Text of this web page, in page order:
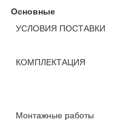
Основные
УСЛОВИЯ ПОСТАВКИ
КОМПЛЕКТАЦИЯ
Монтажные работы